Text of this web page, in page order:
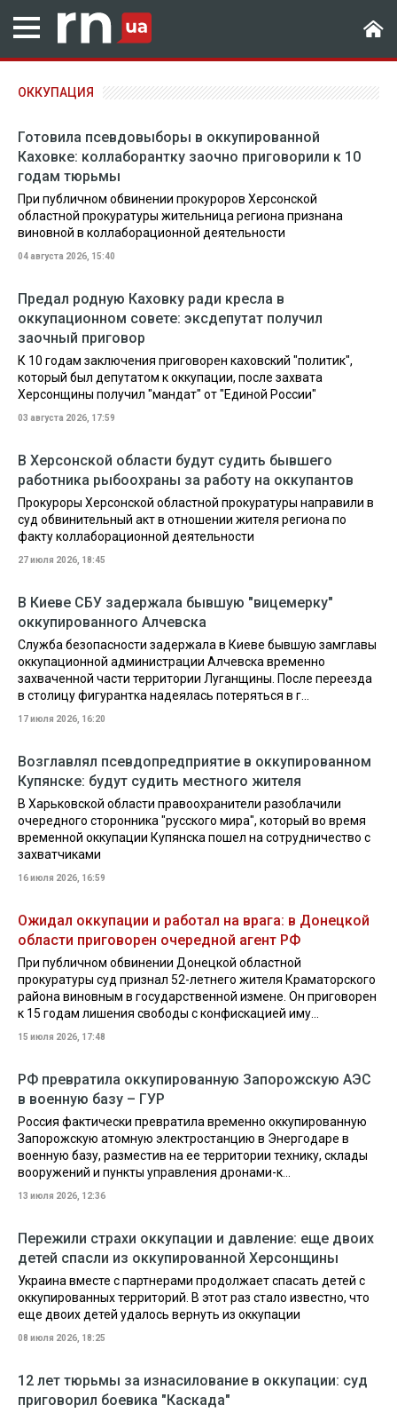
ОККУПАЦИЯ
Готовила псевдовыборы в оккупированной
Каховке: коллаборантку заочно приговорили к 10
годам тюрьмы
При публичном обвинении прокуроров Херсонской
областной прокуратуры жительница региона признана
виновной в коллаборационной деятельности
04 августа 2026, 15:40
Предал родную Каховку ради кресла в
оккупационном совете: эксдепутат получил
заочный приговор
К 10 годам заключения приговорен каховский "политик",
который был депутатом к оккупации, после захвата
Херсонщины получил "мандат" от "Единой России"
03 августа 2026, 17:59
В Херсонской области будут судить бывшего
работника рыбоохраны за работу на оккупантов
Прокуроры Херсонской областной прокуратуры направили в
суд обвинительный акт в отношении жителя региона по
факту коллаборационной деятельности
27 июля 2026, 18:45
В Киеве СБУ задержала бывшую "вицемерку"
оккупированного Алчевска
Служба безопасности задержала в Киеве бывшую замглавы
оккупационной администрации Алчевска временно
захваченной части территории Луганщины. После переезда
в столицу фигурантка надеялась потеряться в г...
17 июля 2026, 16:20
Возглавлял псевдопредприятие в оккупированном
Купянске: будут судить местного жителя
В Харьковской области правоохранители разоблачили
очередного сторонника "русского мира", который во время
временной оккупации Купянска пошел на сотрудничество с
захватчиками
16 июля 2026, 16:59
Ожидал оккупации и работал на врага: в Донецкой
области приговорен очередной агент РФ
При публичном обвинении Донецкой областной
прокуратуры суд признал 52-летнего жителя Краматорского
района виновным в государственной измене. Он приговорен
к 15 годам лишения свободы с конфискацией иму...
15 июля 2026, 17:48
РФ превратила оккупированную Запорожскую АЭС
в военную базу – ГУР
Россия фактически превратила временно оккупированную
Запорожскую атомную электростанцию в Энергодаре в
военную базу, разместив на ее территории технику, склады
вооружений и пункты управления дронами-к...
13 июля 2026, 12:36
Пережили страхи оккупации и давление: еще двоих
детей спасли из оккупированной Херсонщины
Украина вместе с партнерами продолжает спасать детей с
оккупированных территорий. В этот раз стало известно, что
еще двоих детей удалось вернуть из оккупации
08 июля 2026, 18:25
12 лет тюрьмы за изнасилование в оккупации: суд
приговорил боевика "Каскада"